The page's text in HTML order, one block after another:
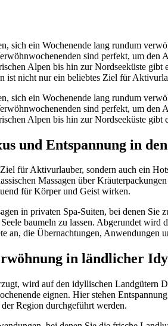
sich ein Wochenende lang rundum
sind perfekt, um
Alpen bis hin zur Nordseeküste
ist nicht nur ein beliebtes Ziel für
sich ein Wochenende lang rundum
sind perfekt, um
Alpen bis hin zur Nordseeküste
und Entspannung in
für Aktivurlauber, sondern auch ein
Massagen über
für Körper und Geist wirken.
in privaten Spa-Suiten, bei denen
baumeln zu lassen. Abgerundet
an, die Übernachtungen, Anwendungen
in ländlicher
wird auf den idyllischen Landgütern
eignen. Hier stehen
Region durchgeführt werden.